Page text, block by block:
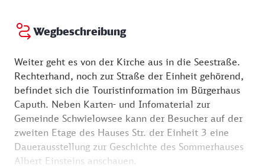
Wegbeschreibung
Weiter geht es von der Kirche aus in die Seestraße.
Rechterhand, noch zur Straße der Einheit gehörend,
befindet sich die Touristinformation im Bürgerhaus
Caputh. Neben Karten- und Infomaterial zur
Gemeinde Schwielowsee kann der Besucher auf der
zweiten Etage des Hauses Str. der Einheit 3 eine
Dauerausstellung zur Geschichte des Sommerhauses
Albert Einsteins anschauen.